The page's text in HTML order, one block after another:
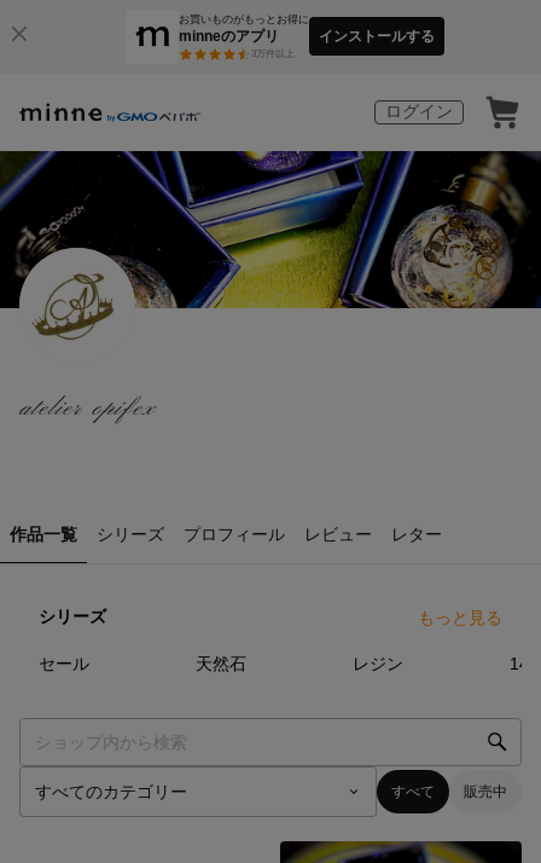
お買いものがもっとお得に
minneのアプリ
3万件以上
インストールする
ログイン
atelier opifex
作品一覧 シリーズ プロフィール レビュー レター
シリーズ もっと見る
セール 天然石 レジン
すべて 販売中